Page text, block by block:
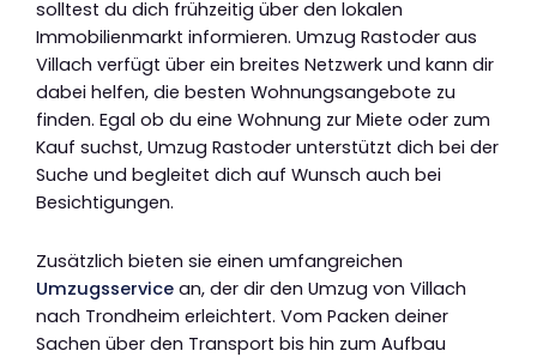
solltest du dich frühzeitig über den lokalen
Immobilienmarkt informieren. Umzug Rastoder aus
Villach verfügt über ein breites Netzwerk und kann dir
dabei helfen, die besten Wohnungsangebote zu
finden. Egal ob du eine Wohnung zur Miete oder zum
Kauf suchst, Umzug Rastoder unterstützt dich bei der
Suche und begleitet dich auf Wunsch auch bei
Besichtigungen.
Zusätzlich bieten sie einen umfangreichen
Umzugsservice an, der dir den Umzug von Villach
nach Trondheim erleichtert. Vom Packen deiner
Sachen über den Transport bis hin zum Aufbau